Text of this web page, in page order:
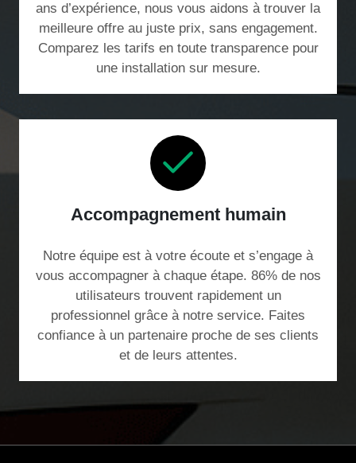
ans d’expérience, nous vous aidons à trouver la
meilleure offre au juste prix, sans engagement.
Comparez les tarifs en toute transparence pour
une installation sur mesure.
Accompagnement humain
Notre équipe est à votre écoute et s’engage à
vous accompagner à chaque étape. 86% de nos
utilisateurs trouvent rapidement un
professionnel grâce à notre service. Faites
confiance à un partenaire proche de ses clients
et de leurs attentes.